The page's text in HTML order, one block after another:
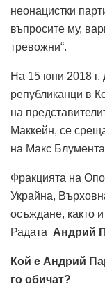
неонацистки
въпросите му,
тревожни“.
На 15 юни 2018 г.
републиканци в
на
Маккейн, се
на Макс
Фракцията на
Украйна,
осъждане, както
Радата Андрий
Кой е Андрий
го обичат?